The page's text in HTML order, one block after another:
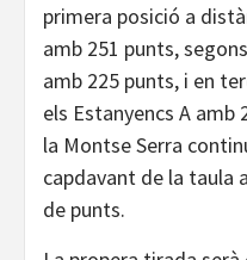
primera posició a
amb 251 punts,
amb 225 punts, i en
els Estanyencs A amb
la Montse Serra
capdavant de la taula
de punts.